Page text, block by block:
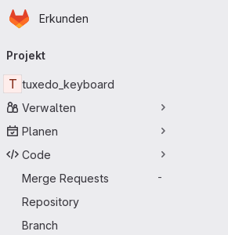
Zum Hauptinhalt springen
StartseiteErkunden
Projekt
T tuxedo_keyboard
Verwalten
Planen
Code
Merge Requests
-
Repository
Branch